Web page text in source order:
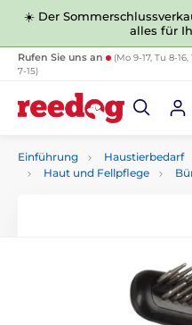
☀️ Der
alles für
Rufen Sie uns an
(Mo 9-17, Tu 8-
7-15)
Einführung Haustierbedarf
Haut und Fellpflege